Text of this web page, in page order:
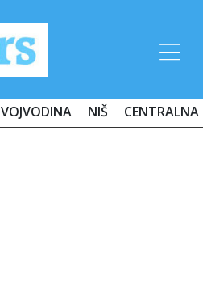
VOJVODINA NIŠ CENTRALNA